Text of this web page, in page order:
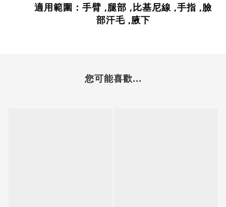
適用範圍：手臂 ,腿部 ,比基尼線 ,手指 ,臉
部汗毛 ,腋下
您可能喜歡...